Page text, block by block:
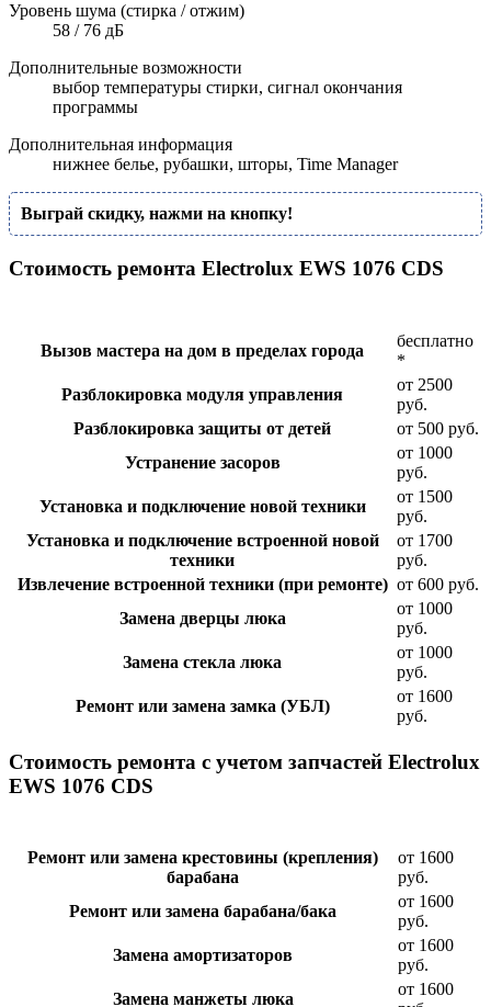
Уровень шума (стирка / отжим)
58 / 76 дБ
Дополнительные возможности
выбор температуры стирки, сигнал окончания
программы
Дополнительная информация
нижнее белье, рубашки, шторы, Time Manager
Выграй скидку, нажми на кнопку!
Стоимость ремонта Electrolux EWS 1076 CDS
Вызов мастера на дом в пределах города
бесплатно
*
Разблокировка модуля управления
от 2500
руб.
Разблокировка защиты от детей
от 500 руб.
Устранение засоров
от 1000
руб.
Установка и подключение новой техники
от 1500
руб.
Установка и подключение встроенной новой
техники
от 1700
руб.
Извлечение встроенной техники (при ремонте) от 600 руб.
Замена дверцы люка
от 1000
руб.
Замена стекла люка
от 1000
руб.
Ремонт или замена замка (УБЛ)
от 1600
руб.
Стоимость ремонта с учетом запчастей Electrolux
EWS 1076 CDS
Ремонт или замена крестовины (крепления)
барабана
от 1600
руб.
Ремонт или замена барабана/бака
от 1600
руб.
Замена амортизаторов
от 1600
руб.
Замена манжеты люка
от 1600